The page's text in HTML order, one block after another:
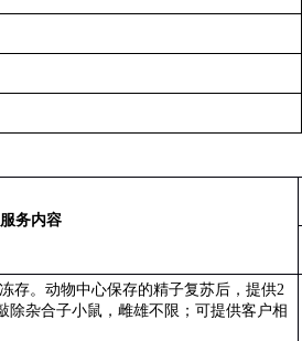
服务内容
存。动物中心保存的精子复苏后，提供2
除杂合子小鼠，雌雄不限；可提供客户相